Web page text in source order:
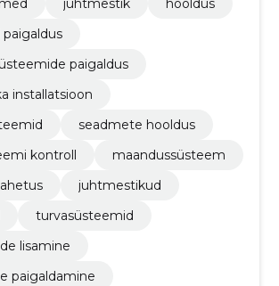
juhtmestik
hooldus
paigaldus
installatsioon
seadmete hooldus
kontroll
maandussüsteem
juhtmestikud
turvasüsteemid
lisamine
paigaldamine